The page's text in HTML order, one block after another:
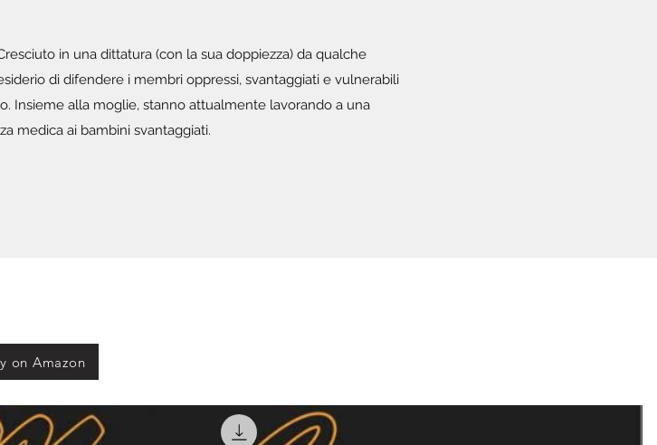
in una dittatura (con la sua doppiezza) da qualche
di difendere i membri oppressi, svantaggiati e vulnerabili
Insieme alla moglie, stanno attualmente lavorando a una
medica ai bambini svantaggiati.
on Amazon